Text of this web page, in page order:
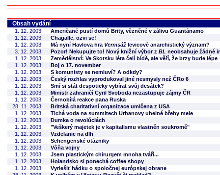
Obsah vydání
1. 12. 2003
Američané pustí domů Brity, vězněné v zálivu Guantánamo
1. 12. 2003
Chagalle, ozvi se!
1. 12. 2003
Má nyní Havlova hra Vernisáž levicově anarchistický význam?
3. 12. 2003
Pozor! Nekupujte to! Nový knižní výbor z BL neobsahuje žádné
1. 12. 2003
Zemědělství: Ve Skotsku léta čelí bídě, ale věří, že brzy bude lépe
1. 12. 2003
Boj o 17. november
1. 12. 2003
S komunisty se nemluví? A odkdy?
1. 12. 2003
Český rozhlas vyprodukoval jiné nesmysly než ČRo 6
1. 12. 2003
Smí si stát despoticky vybírat svůj desátek?
1. 12. 2003
Ministr zahraničí Cyril Svoboda nezastupuje zájmy ČR
1. 12. 2003
Černobílá reakce pana Ruska
28. 11. 2003
Britská charitativní organizace umlčena z USA
1. 12. 2003
Tichá voda na summitech Urbanovy uhelné břehy mele
1. 12. 2003
Dumka o revolúciách
1. 12. 2003
"Veškerý majetek je v kapitalismu vlastněn soukromě"
1. 12. 2003
Vzdelanie na dlh
1. 12. 2003
Schengenské otázniky
1. 12. 2003
Vôňa vojny
1. 12. 2003
Jsem plastickým chirurgem mnoha tváří...
1. 12. 2003
Holandsko si ponechá coffee shopy
1. 12. 2003
Vyriešiť hádku o spoločnej európskej obrane